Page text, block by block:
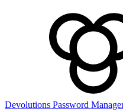
Devolutions Password